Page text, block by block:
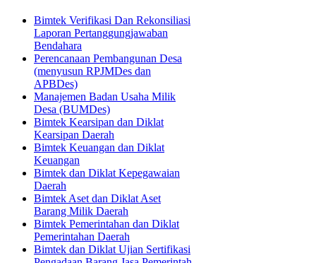
Bimtek Verifikasi Dan Rekonsiliasi
Laporan Pertanggungjawaban
Bendahara
Perencanaan Pembangunan Desa
(menyusun RPJMDes dan
APBDes)
Manajemen Badan Usaha Milik
Desa (BUMDes)
Bimtek Kearsipan dan Diklat
Kearsipan Daerah
Bimtek Keuangan dan Diklat
Keuangan
Bimtek dan Diklat Kepegawaian
Daerah
Bimtek Aset dan Diklat Aset
Barang Milik Daerah
Bimtek Pemerintahan dan Diklat
Pemerintahan Daerah
Bimtek dan Diklat Ujian Sertifikasi